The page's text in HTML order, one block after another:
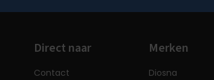
Direct naar
Contact
Merken
Diosna